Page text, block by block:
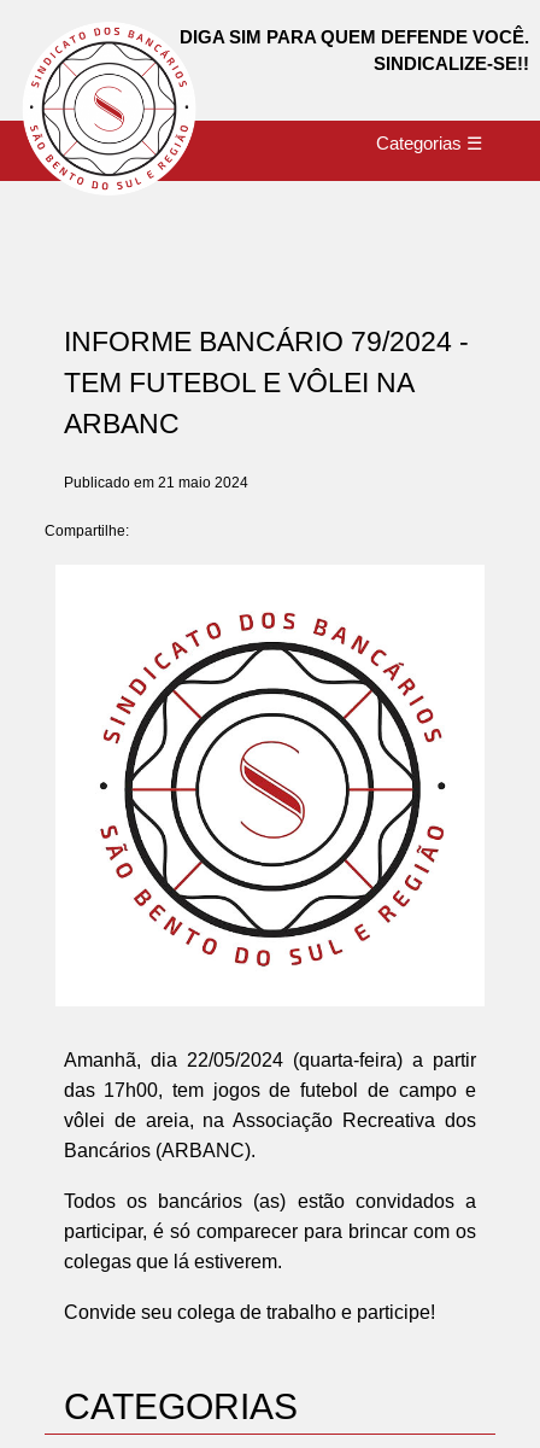
DIGA SIM PARA QUEM DEFENDE VOCÊ.
SINDICALIZE-SE!!
Categorias ☰
INFORME BANCÁRIO 79/2024 -
TEM FUTEBOL E VÔLEI NA
ARBANC
Publicado em 21 maio 2024
Compartilhe:
Amanhã, dia 22/05/2024 (quarta-feira) a partir
das 17h00, tem jogos de futebol de campo e
vôlei de areia, na Associação Recreativa dos
Bancários (ARBANC).
Todos os bancários (as) estão convidados a
participar, é só comparecer para brincar com os
colegas que lá estiverem.
Convide seu colega de trabalho e participe!
CATEGORIAS